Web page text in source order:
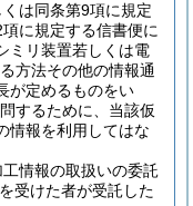
は同条第9項に規定
に規定する信書便に
ミリ装置若しくは電
方法その他の情報通
が定めるものをい
するために、当該仮
情報を利用してはな
情報の取扱いの委託
を受けた者が受託した